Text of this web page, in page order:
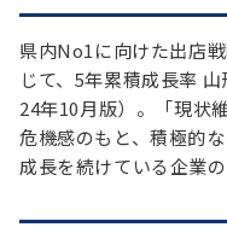
資料
PGハ
県内No1に向けた出店
じて、5年累積成長率
24年10月版）。「現状
危機感のもと、積極的
成長を続けている企業